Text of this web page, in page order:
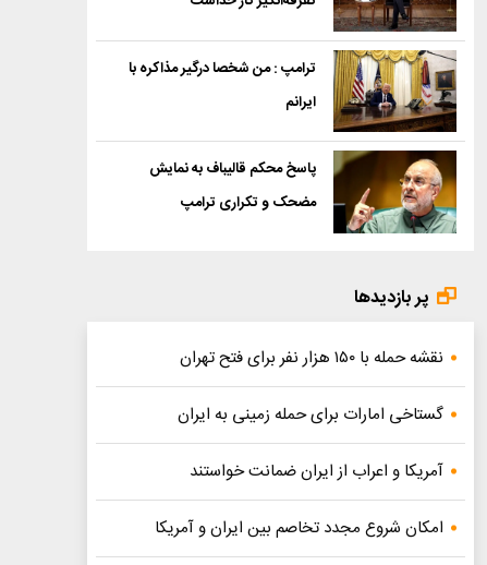
ترامپ : من شخصا درگیر مذاکره با
ایرانم
پاسخ محکم قالیباف به نمایش
مضحک و تکراری ترامپ
پر بازدیدها
نقشه حمله با ۱۵۰ هزار نفر برای فتح تهران
گستاخی امارات برای حمله زمینی به ایران
آمریکا و اعراب از ایران ضمانت خواستند
امکان شروع مجدد تخاصم‌ بین ایران و آمریکا